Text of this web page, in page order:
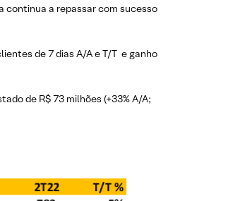
continua a repassar com sucesso
de 7 dias A/A e T/T e ganho
de R$ 73 milhões (+33% A/A;